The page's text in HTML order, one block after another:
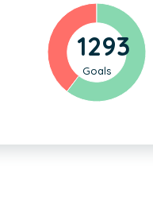
1293
Goals